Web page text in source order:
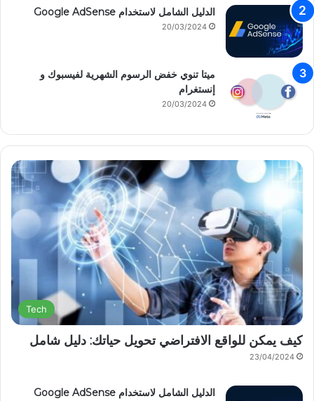
الدليل الشامل لاستخدام Google AdSense
20/03/2024
ميتا تنوي خفض الرسوم الشهرية لفيسبوك و
إنستغرام
20/03/2024
Tech
كيف يمكن للواقع الافتراضي تحويل حياتك: دليل شامل
23/04/2024
الدليل الشامل لاستخدام Google AdSense